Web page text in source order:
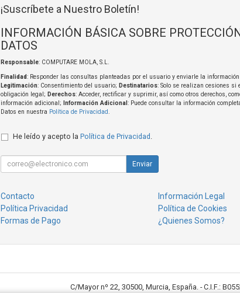
¡Suscríbete a Nuestro Boletín!
INFORMACIÓN BÁSICA SOBRE
DATOS
Responsable: COMPUTARE MOLA, S.L.
Finalidad: Responder las consultas planteadas por el usuario y enviarle la
Legitimación: Consentimiento del usuario; Destinatarios: Solo se realizan cesiones si
obligación legal; Derechos: Acceder, rectificar y suprimir, así como otros derechos,
información adicional;
Información Adicional : Puede consultar la información
Datos en nuestra Política de Privacidad.
He leído y acepto la Política de Privacidad .
Enviar
Contacto
Información Legal
Política Privacidad
Política de Cookies
Formas de Pago
¿Quienes Somos?
C/Mayor nº 22, 30500, Murcia, España. - C.I.F.: